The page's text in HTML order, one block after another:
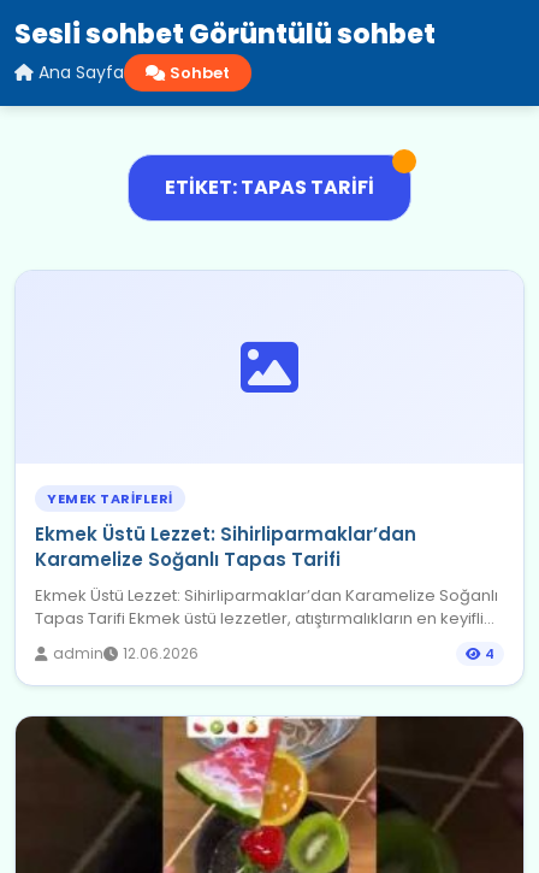
Sesli sohbet Görüntülü sohbet
Ana Sayfa Sohbet
ETIKET: TAPAS TARIFI
YEMEK TARIFLERI
Ekmek Üstü Lezzet: Sihirliparmaklar’dan
Karamelize Soğanlı Tapas Tarifi
Ekmek Üstü Lezzet: Sihirliparmaklar’dan Karamelize Soğanlı
Tapas Tarifi Ekmek üstü lezzetler, atıştırmalıkların en keyifli...
admin 12.06.2026 4